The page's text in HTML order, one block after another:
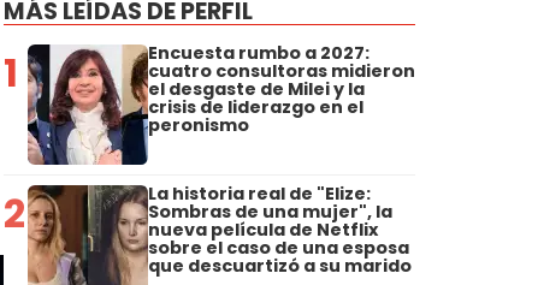
MÁS LEÍDAS DE PERFIL
1 Encuesta rumbo a 2027:
cuatro consultoras midieron
el desgaste de Milei y la
crisis de liderazgo en el
peronismo
2 La historia real de "Elize:
Sombras de una mujer", la
nueva película de Netflix
sobre el caso de una esposa
que descuartizó a su marido